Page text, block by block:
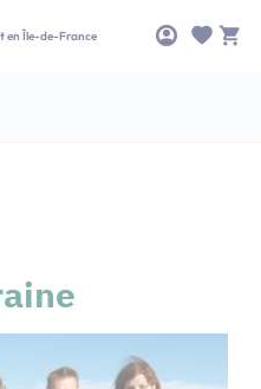
en Île-de-France